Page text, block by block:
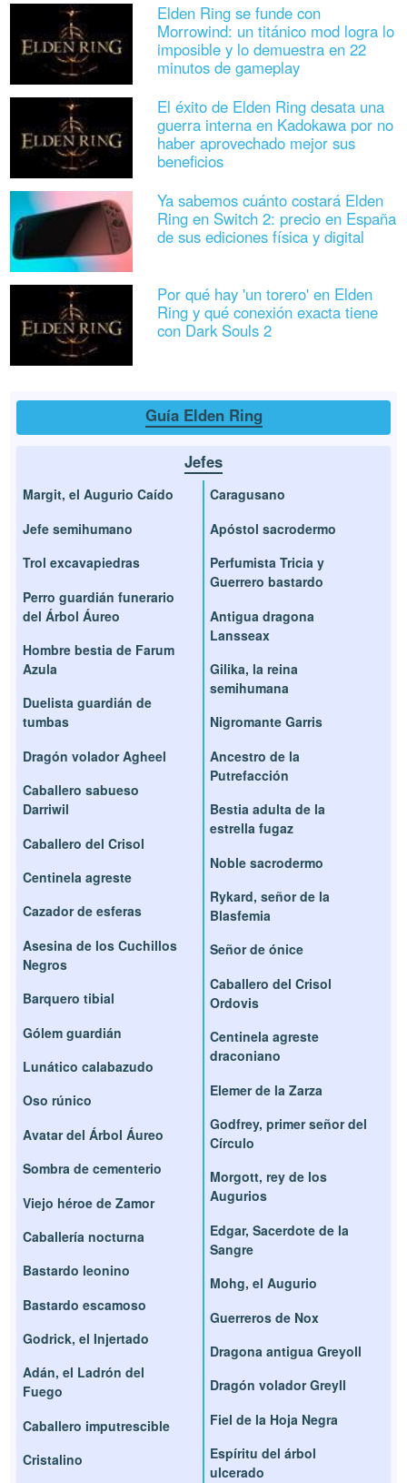
Elden Ring se funde con
Morrowind: un titánico mod logra lo
imposible y lo demuestra en 22
minutos de gameplay
El éxito de Elden Ring desata una
guerra interna en Kadokawa por no
haber aprovechado mejor sus
beneficios
Ya sabemos cuánto costará Elden
Ring en Switch 2: precio en España
de sus ediciones física y digital
Por qué hay 'un torero' en Elden
Ring y qué conexión exacta tiene
con Dark Souls 2
Guía Elden Ring
Jefes
Margit, el Augurio Caído
Jefe semihumano
Trol excavapiedras
Perro guardián funerario
del Árbol Áureo
Hombre bestia de Farum
Azula
Duelista guardián de
tumbas
Dragón volador Agheel
Caballero sabueso
Darriwil
Caballero del Crisol
Centinela agreste
Cazador de esferas
Asesina de los Cuchillos
Negros
Barquero tibial
Gólem guardián
Lunático calabazudo
Oso rúnico
Avatar del Árbol Áureo
Sombra de cementerio
Viejo héroe de Zamor
Caballería nocturna
Bastardo leonino
Bastardo escamoso
Godrick, el Injertado
Adán, el Ladrón del
Fuego
Caballero imputrescible
Cristalino
Caragusano
Apóstol sacrodermo
Perfumista Tricia y
Guerrero bastardo
Antigua dragona
Lansseax
Gilika, la reina
semihumana
Nigromante Garris
Ancestro de la
Putrefacción
Bestia adulta de la
estrella fugaz
Noble sacrodermo
Rykard, señor de la
Blasfemia
Señor de ónice
Caballero del Crisol
Ordovis
Centinela agreste
draconiano
Elemer de la Zarza
Godfrey, primer señor del
Círculo
Morgott, rey de los
Augurios
Edgar, Sacerdote de la
Sangre
Mohg, el Augurio
Guerreros de Nox
Dragona antigua Greyoll
Dragón volador Greyll
Fiel de la Hoja Negra
Espíritu del árbol
ulcerado